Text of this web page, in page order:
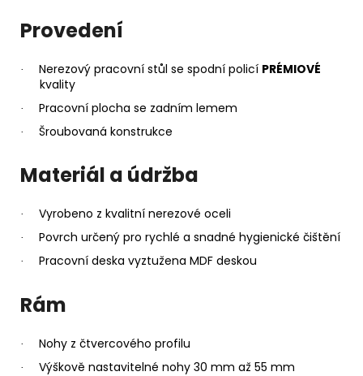
Provedení
· Nerezový pracovní stůl se spodní policí PRÉMIOVÉ
kvality
· Pracovní plocha se zadním lemem
· Šroubovaná konstrukce
Materiál a údržba
· Vyrobeno z kvalitní nerezové oceli
· Povrch určený pro rychlé a snadné hygienické čištění
· Pracovní deska vyztužena MDF deskou
Rám
· Nohy z čtvercového profilu
· Výškově nastavitelné nohy 30 mm až 55 mm